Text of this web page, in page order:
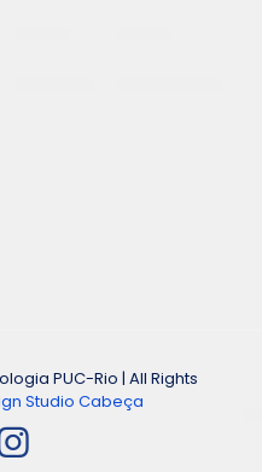
PUC-Rio | All Rights
Studio Cabeça